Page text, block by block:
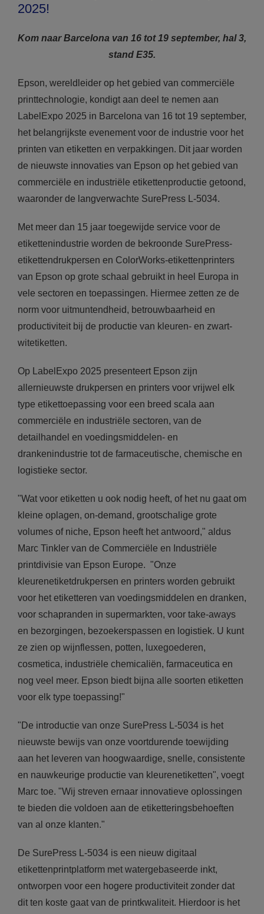
2025!
Kom naar Barcelona van 16 tot 19 september, hal 3,
stand E35.
Epson, wereldleider op het gebied van commerciële
printtechnologie, kondigt aan deel te nemen aan
LabelExpo 2025 in Barcelona van 16 tot 19 september,
het belangrijkste evenement voor de industrie voor het
printen van etiketten en verpakkingen. Dit jaar worden
de nieuwste innovaties van Epson op het gebied van
commerciële en industriële etikettenproductie getoond,
waaronder de langverwachte SurePress L-5034.
Met meer dan 15 jaar toegewijde service voor de
etikettenindustrie worden de bekroonde SurePress-
etikettendrukpersen en ColorWorks-etikettenprinters
van Epson op grote schaal gebruikt in heel Europa in
vele sectoren en toepassingen. Hiermee zetten ze de
norm voor uitmuntendheid, betrouwbaarheid en
productiviteit bij de productie van kleuren- en zwart-
witetiketten.
Op LabelExpo 2025 presenteert Epson zijn
allernieuwste drukpersen en printers voor vrijwel elk
type etikettoepassing voor een breed scala aan
commerciële en industriële sectoren, van de
detailhandel en voedingsmiddelen- en
drankenindustrie tot de farmaceutische, chemische en
logistieke sector.
"Wat voor etiketten u ook nodig heeft, of het nu gaat om
kleine oplagen, on-demand, grootschalige grote
volumes of niche, Epson heeft het antwoord," aldus
Marc Tinkler van de Commerciële en Industriële
printdivisie van Epson Europe. "Onze
kleurenetiketdrukpersen en printers worden gebruikt
voor het etiketteren van voedingsmiddelen en dranken,
voor schapranden in supermarkten, voor take-aways
en bezorgingen, bezoekerspassen en logistiek. U kunt
ze zien op wijnflessen, potten, luxegoederen,
cosmetica, industriële chemicaliën, farmaceutica en
nog veel meer. Epson biedt bijna alle soorten etiketten
voor elk type toepassing!"
"De introductie van onze SurePress L-5034 is het
nieuwste bewijs van onze voortdurende toewijding
aan het leveren van hoogwaardige, snelle, consistente
en nauwkeurige productie van kleurenetiketten", voegt
Marc toe. "Wij streven ernaar innovatieve oplossingen
te bieden die voldoen aan de etiketteringsbehoeften
van al onze klanten."
De SurePress L-5034 is een nieuw digitaal
etikettenprintplatform met watergebaseerde inkt,
ontworpen voor een hogere productiviteit zonder dat
dit ten koste gaat van de printkwaliteit. Hierdoor is het